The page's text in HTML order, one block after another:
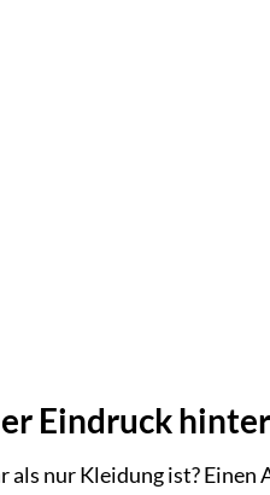
Eindruck
als nur Kleidung ist?